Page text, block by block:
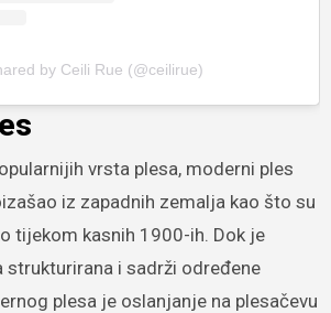
by Ceili Rue (@ceilirue)
vrsta plesa, moderni ples
iz zapadnih zemalja kao što su
tijekom kasnih 1900-ih. Dok je
strukturirana i sadrži određene
plesa je oslanjanje na plesačevu